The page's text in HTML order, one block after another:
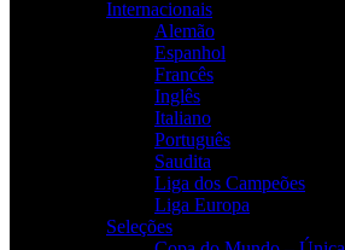
Internacionais
Alemão
Espanhol
Francês
Inglês
Italiano
Português
Saudita
Liga dos Campeões
Liga Europa
Seleções